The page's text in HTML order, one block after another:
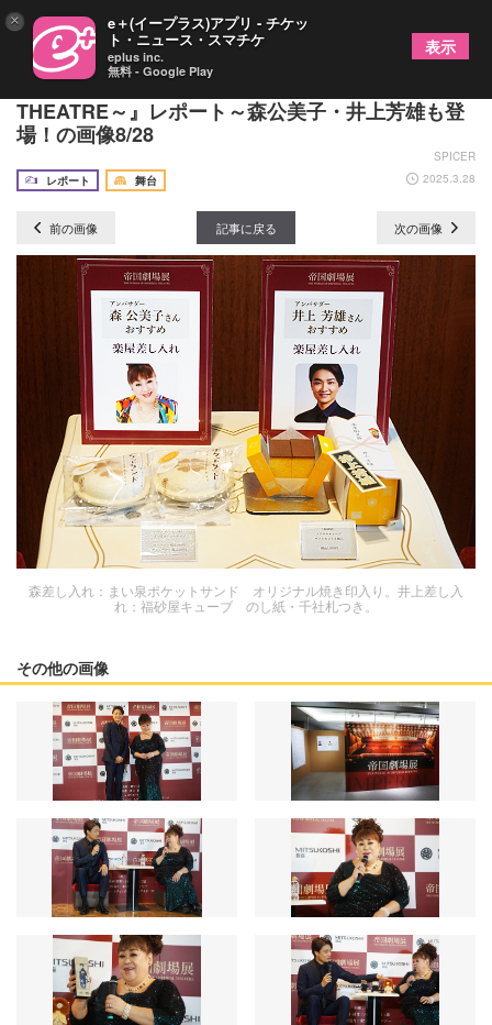
『帝国劇場展～THE WORLD OF IMPERIAL
THEATRE～』レポート～森公美子・井上芳雄も登
場！の画像8/28
SPICER
レポート
舞台 2025.3.28
前の画像 記事に戻る 次の画像
森差し入れ：まい泉ポケットサンド オリジナル焼き印入り。井上差し入
れ：福砂屋キューブ のし紙・千社札つき。
その他の画像
× e＋(イープラス)アプリ - チケッ
ト・ニュース・スマチケ
eplus inc.
無料 - Google Play
表示